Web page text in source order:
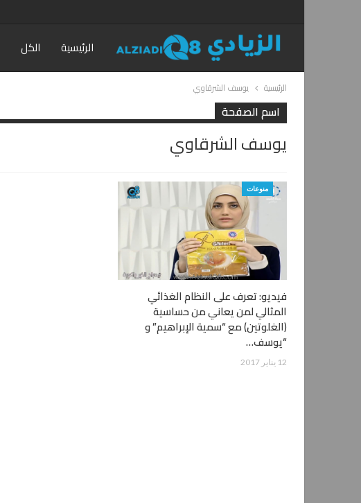
الرئيسية الكل
الرئيسية يوسف الشرقاوي
اسم الصفحة
يوسف الشرقاوي
منوعات
فيديو: تعرف على النظام الغذائي
المثالي لمن يعاني من حساسية
(الغلوتين) مع “سمية الإبراهيم” و
“يوسف…
12 يناير 2017